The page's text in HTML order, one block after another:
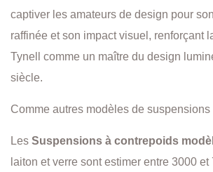
captiver les amateurs de design pour
raffinée et son impact visuel, renforçant
Tynell comme un maître du design
siècle.
Comme autres modèles de suspensions
Les Suspensions à contrepoids
laiton et verre sont estimer entre 3000 et